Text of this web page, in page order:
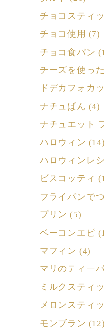
チョコスティ
チョコ使用 (7)
チョコ食パン
チーズを使っ
ドデカフォカ
ナチュぱん (4)
ナチュエット
ハロウィン (14)
ハロウィンレ
ビスコッティ
フライパンで
プリン (5)
ベーコンエピ
マフィン (4)
マリのティー
ミルクスティ
メロンスティ
モンブラン (12)